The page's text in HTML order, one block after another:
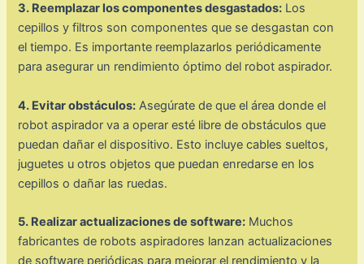
3. Reemplazar los componentes desgastados: Los
cepillos y filtros son componentes que se desgastan con
el tiempo. Es importante reemplazarlos periódicamente
para asegurar un rendimiento óptimo del robot aspirador.
4. Evitar obstáculos: Asegúrate de que el área donde el
robot aspirador va a operar esté libre de obstáculos que
puedan dañar el dispositivo. Esto incluye cables sueltos,
juguetes u otros objetos que puedan enredarse en los
cepillos o dañar las ruedas.
5. Realizar actualizaciones de software: Muchos
fabricantes de robots aspiradores lanzan actualizaciones
de software periódicas para mejorar el rendimiento y la